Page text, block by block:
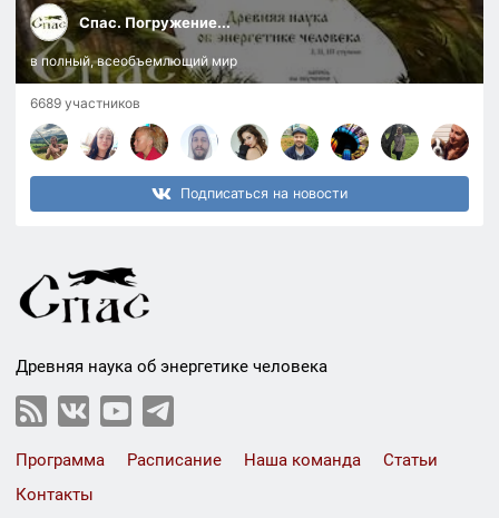
Спас. Погружение...
в полный, всеобъемлющий мир
6689 участников
Подписаться на новости
Древняя наука об энергетике человека
Программа Расписание Наша команда
Статьи
Контакты